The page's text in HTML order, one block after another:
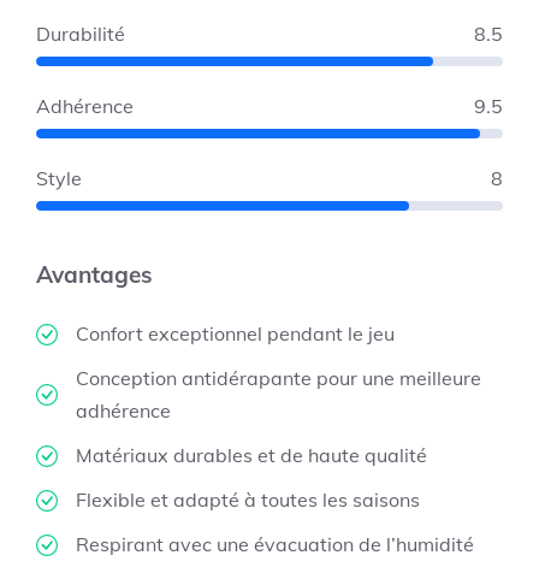
Durabilité 8.5
Adhérence 9.5
Style 8
Avantages
Confort exceptionnel pendant le jeu
Conception antidérapante pour une meilleure
adhérence
Matériaux durables et de haute qualité
Flexible et adapté à toutes les saisons
Respirant avec une évacuation de l’humidité